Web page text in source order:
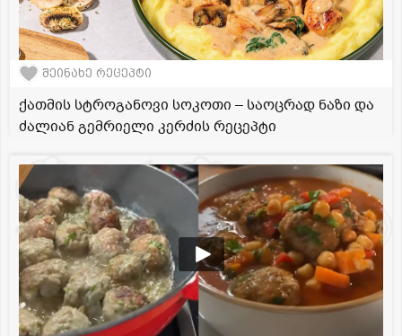
შეინახე რეცეპტი
ქათმის სტროგანოვი სოკოთი – საოცრად ნაზი და
ძალიან გემრიელი კერძის რეცეპტი